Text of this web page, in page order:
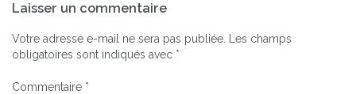
de
l’article
Laisser un commentaire
Votre adresse e-mail ne sera pas publiée. Les champs
obligatoires sont indiqués avec *
Commentaire *